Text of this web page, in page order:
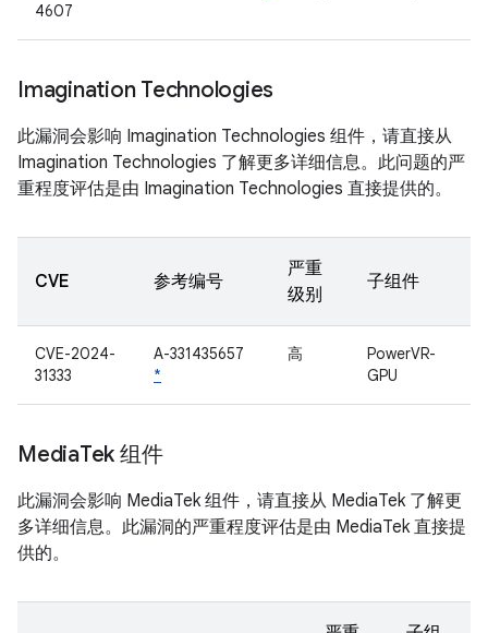
4607
Imagination Technologies
此漏洞会影响 Imagination Technologies 组件，请直接从
Imagination Technologies 了解更多详细信息。此问题的严
重程度评估是由 Imagination Technologies 直接提供的。
CVE 参考编号
严重
级别
子组件
CVE-2024-
31333
A-331435657
*
高
PowerVR-
GPU
MediaTek 组件
此漏洞会影响 MediaTek 组件，请直接从 MediaTek 了解更
多详细信息。此漏洞的严重程度评估是由 MediaTek 直接提
供的。